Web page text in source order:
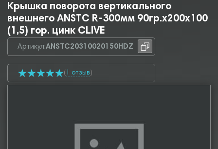
Крышка поворота вертикального
внешнего ANSTC R-300мм 90гр.х200х100
(1,5) гор. цинк CLIVE
Артикул:ANSTC20310020150HDZ
( 1 отзыв )